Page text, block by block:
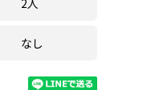
2人
なし